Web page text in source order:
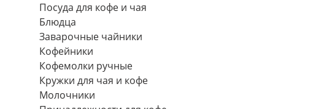
Посуда для кофе и чая
Блюдца
Заварочные чайники
Кофейники
Кофемолки ручные
Кружки для чая и кофе
Молочники